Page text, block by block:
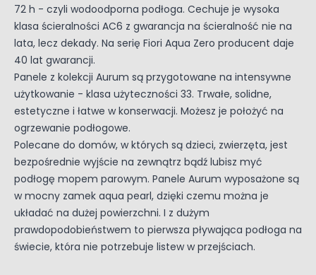
72 h - czyli wodoodporna podłoga. Cechuje je wysoka
klasa ścieralności AC6 z gwarancja na ścieralność nie na
lata, lecz dekady. Na serię Fiori Aqua Zero producent daje
40 lat gwarancji.
Panele z kolekcji Aurum są przygotowane na intensywne
użytkowanie - klasa użyteczności 33. Trwałe, solidne,
estetyczne i łatwe w konserwacji. Możesz je położyć na
ogrzewanie podłogowe.
Polecane do domów, w których są dzieci, zwierzęta, jest
bezpośrednie wyjście na zewnątrz bądź lubisz myć
podłogę mopem parowym. Panele Aurum wyposażone są
w mocny zamek aqua pearl, dzięki czemu można je
układać na dużej powierzchni. I z dużym
prawdopodobieństwem to pierwsza pływająca podłoga na
świecie, która nie potrzebuje listew w przejściach.